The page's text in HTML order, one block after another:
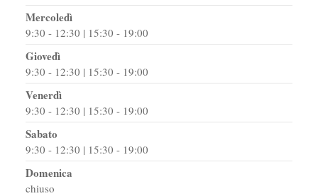
Mercoledì
9:30 - 12:30 | 15:30 - 19:00
Giovedì
9:30 - 12:30 | 15:30 - 19:00
Venerdì
9:30 - 12:30 | 15:30 - 19:00
Sabato
9:30 - 12:30 | 15:30 - 19:00
Domenica
chiuso